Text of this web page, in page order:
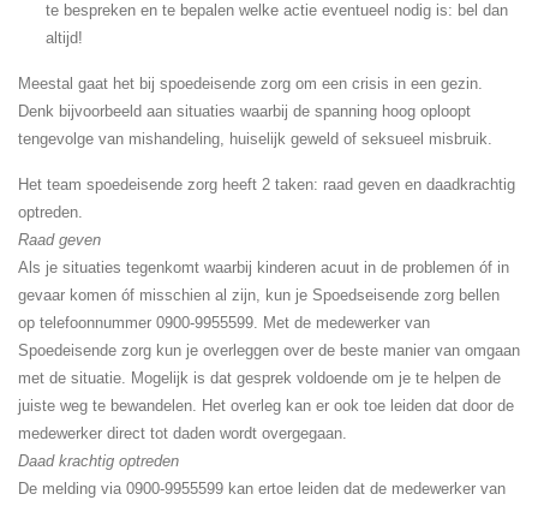
te bespreken en te bepalen welke actie eventueel nodig is: bel dan
altijd!
Meestal gaat het bij spoedeisende zorg om een crisis in een gezin.
Denk bijvoorbeeld aan situaties waarbij de spanning hoog oploopt
tengevolge van mishandeling, huiselijk geweld of seksueel misbruik.
Het team spoedeisende zorg heeft 2 taken: raad geven en daadkrachtig
optreden.
Raad geven
Als je situaties tegenkomt waarbij kinderen acuut in de problemen óf in
gevaar komen óf misschien al zijn, kun je Spoedseisende zorg bellen
op telefoonnummer 0900-9955599. Met de medewerker van
Spoedeisende zorg kun je overleggen over de beste manier van omgaan
met de situatie. Mogelijk is dat gesprek voldoende om je te helpen de
juiste weg te bewandelen. Het overleg kan er ook toe leiden dat door de
medewerker direct tot daden wordt overgegaan.
Daad krachtig optreden
De melding via 0900-9955599 kan ertoe leiden dat de medewerker van